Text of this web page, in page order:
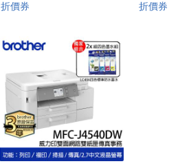
LC462XL四色*1組)
折價券
+BT60BK/
折價券